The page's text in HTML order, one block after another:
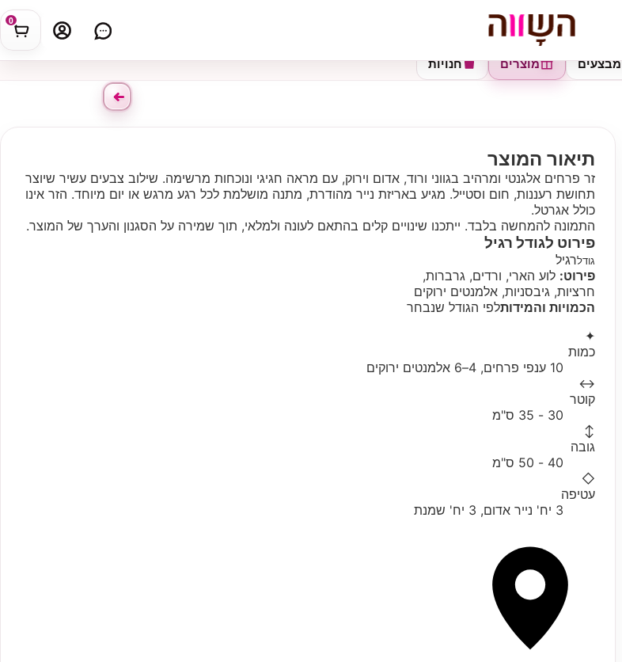
0
חנויות מוצרים מבצעים
תיאור המוצר
זר פרחים אלגנטי ומרהיב בגווני ורוד, אדום וירוק, עם מראה חגיגי ונוכחות מרשימה. שילוב צבעים עשיר שיוצר
תחושת רעננות, חום וסטייל. מגיע באריזת נייר מהודרת, מתנה מושלמת לכל רגע מרגש או יום מיוחד. הזר אינו
כולל אגרטל.
התמונה להמחשה בלבד. ייתכנו שינויים קלים בהתאם לעונה ולמלאי, תוך שמירה על הסגנון והערך של המוצר.
פירוט לגודל רגיל
גודלרגיל
פירוט: לוע הארי, ורדים, גרברות,
חרציות, גיבסניות, אלמנטים ירוקים
הכמויות והמידותלפי הגודל שנבחר
✦
כמות
10 ענפי פרחים, 4–6 אלמנטים ירוקים
↔
קוטר
30 - 35 ס"מ
↕
גובה
40 - 50 ס"מ
◇
עטיפה
3 יח' נייר אדום, 3 יח' שמנת